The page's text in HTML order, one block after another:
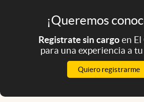
¡Queremos
Registrate sin cargoen
para una experiencia a
Quiero registrarme